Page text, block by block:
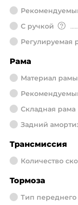
С ручкой
Регулируемая
Рама
Материал рамы
Складная рама
Задний
Трансмиссия
Количество
Тормоза
Тип переднего